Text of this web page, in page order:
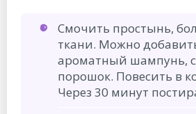
Смочить простынь,
ткани. Можно
ароматный шампунь,
порошок. Повесить в
Через 30 минут